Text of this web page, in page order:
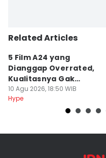
Related Articles
5 Film A24 yang
Dianggap Overrated,
Kualitasnya Gak
Sebanding?
10 Agu 2026, 18:50 WIB
Hype